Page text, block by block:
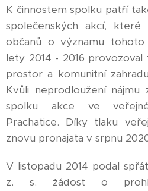
K činnostem spolku patří
společenských akcí,
občanů o významu
lety 2014 - 2016
prostor a komunitní
Kvůli neprodloužení nájmu
spolku akce ve
Prachatice. Díky tlaku
znovu pronajata v srpnu
V listopadu 2014 podal
z. s. žádost o